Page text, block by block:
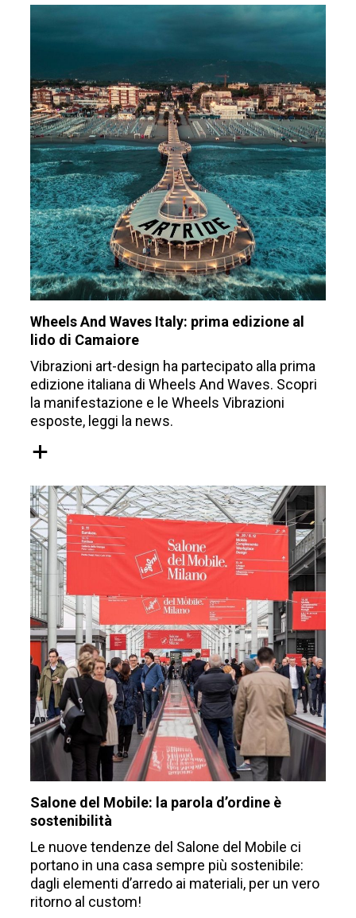
Wheels And Waves Italy: prima edizione al
lido di Camaiore
Vibrazioni art-design ha partecipato alla prima
edizione italiana di Wheels And Waves. Scopri
la manifestazione e le Wheels Vibrazioni
esposte, leggi la news.
+
Salone del Mobile: la parola d’ordine è
sostenibilità
Le nuove tendenze del Salone del Mobile ci
portano in una casa sempre più sostenibile:
dagli elementi d’arredo ai materiali, per un vero
ritorno al custom!